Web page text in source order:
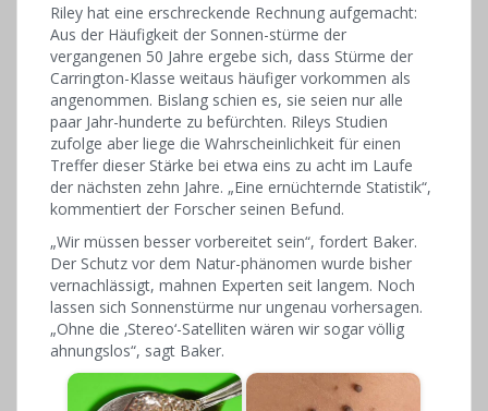
Riley hat eine erschreckende Rechnung aufgemacht:
Aus der Häufigkeit der Sonnen-stürme der
vergangenen 50 Jahre ergebe sich, dass Stürme der
Carrington-Klasse weitaus häufiger vorkommen als
angenommen. Bislang schien es, sie seien nur alle
paar Jahr-hunderte zu befürchten. Rileys Studien
zufolge aber liege die Wahrscheinlichkeit für einen
Treffer dieser Stärke bei etwa eins zu acht im Laufe
der nächsten zehn Jahre. „Eine ernüchternde Statistik“,
kommentiert der Forscher seinen Befund.
„Wir müssen besser vorbereitet sein“, fordert Baker.
Der Schutz vor dem Natur-phänomen wurde bisher
vernachlässigt, mahnen Experten seit langem. Noch
lassen sich Sonnenstürme nur ungenau vorhersagen.
„Ohne die ‚Stereo‘-Satelliten wären wir sogar völlig
ahnungslos“, sagt Baker.